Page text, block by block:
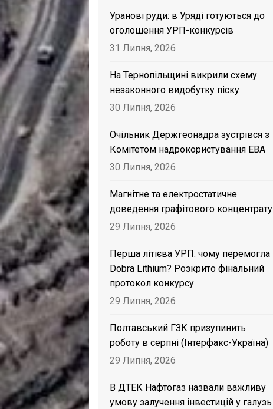
Уранові руди: в Уряді готуються до
оголошення УРП-конкурсів
31 Липня, 2026
На Тернопільщині викрили схему
незаконного видобутку піску
30 Липня, 2026
Очільник Держгеонадра зустрівся з
Комітетом надрокористування EBA
30 Липня, 2026
Магнітне та електростатичне
доведення графітового концентрату
29 Липня, 2026
Перша літієва УРП: чому перемогла
Dobra Lithium? Розкрито фінальний
протокол конкурсу
29 Липня, 2026
Полтавський ГЗК призупинить
роботу в серпні (Інтерфакс-Україна)
29 Липня, 2026
В ДТЕК Нафтогаз назвали важливу
умову залучення інвестицій у галузь